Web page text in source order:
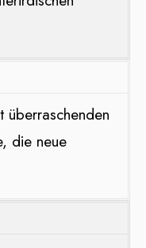
überraschenden
die neue